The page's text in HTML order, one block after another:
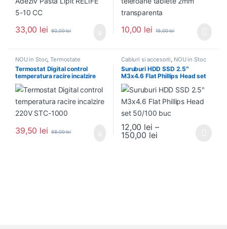
33,00 lei 60,00lei 10,00 lei 19,00lei
NOU in Stoc,Termostate
Termostat Digital control
temperatura racire incalzire
220V STC-1000
39,50 lei 68,00lei
Cabluri si accesorii, NOU in Stoc
Suruburi HDD SSD 2.5″
M3x4.6 Flat Phillips Head set
50/100 buc
12,00 lei –
150,00 leiInterval de
Acest produs are mai multe